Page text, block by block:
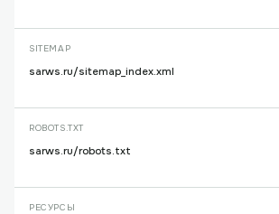
SITEMAP
sarws.ru/sitemap_index.xml
ROBOTS.TXT
sarws.ru/robots.txt
РЕСУРСЫ